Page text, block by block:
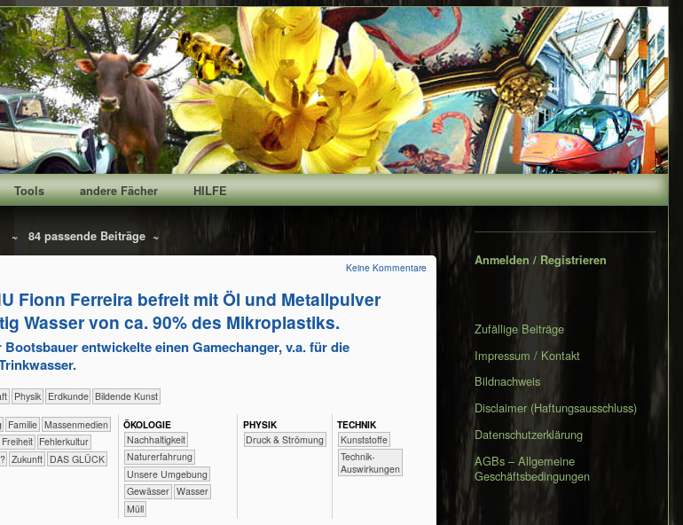
Tools andere Fächer HILFE
~ 84 passende Beiträge ~
Fionn Ferreira befreit mit Öl und Metallpulver
Wasser von ca. 90% des Mikroplastiks.
entwickelte einen Gamechanger, v.a. für die
​​​​​​​Physik ​​​​​Erdkunde Bildende Kunst
​​​​​​​​​​​Familie ​​​​​​​​​Massenmedien
​​​Freiheit ​​Fehlerkultur
​Zukunft DAS GLÜCK
ÖKO​LOGIE
​​​​​​​​​​​​​​​Nachhaltigkeit
​​​​​​​​​​​​​Naturerfahrung
​​​​​​​​​​​​​Unsere Umgebung
​​​​​​​​​​Gewässer ​​​​​​Wasser
​Müll
PHY​SIK
Druck & Strömung
TECH​NIK
​​​​​​​​Kunststoffe
​​​​​​Technik-
Auswirkungen
Keine Kommentare
Secondary
Sidebar
Anmelden / Registrieren
Zufällige Beiträge
Impressum / Kontakt
Bildnachweis
Disclaimer (Haftungsausschluss)
Datenschutzerklärung
AGBs – Allgemeine
Geschäftsbedingungen